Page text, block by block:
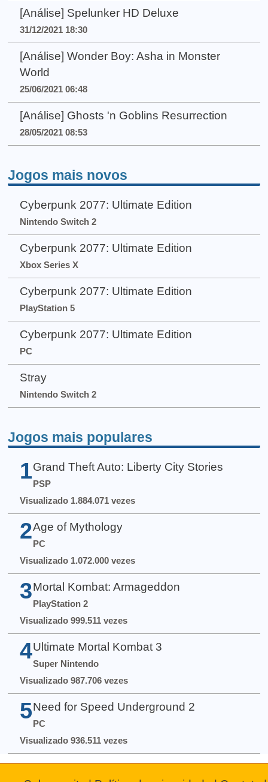
[Análise] Spelunker HD Deluxe
31/12/2021 18:30
[Análise] Wonder Boy: Asha in Monster
World
25/06/2021 06:48
[Análise] Ghosts 'n Goblins Resurrection
28/05/2021 08:53
Jogos mais novos
Cyberpunk 2077: Ultimate Edition
Nintendo Switch 2
Cyberpunk 2077: Ultimate Edition
Xbox Series X
Cyberpunk 2077: Ultimate Edition
PlayStation 5
Cyberpunk 2077: Ultimate Edition
PC
Stray
Nintendo Switch 2
Jogos mais populares
1 Grand Theft Auto: Liberty City Stories
PSP
Visualizado 1.884.071 vezes
2 Age of Mythology
PC
Visualizado 1.072.000 vezes
3 Mortal Kombat: Armageddon
PlayStation 2
Visualizado 999.511 vezes
4 Ultimate Mortal Kombat 3
Super Nintendo
Visualizado 987.706 vezes
5 Need for Speed Underground 2
PC
Visualizado 936.511 vezes